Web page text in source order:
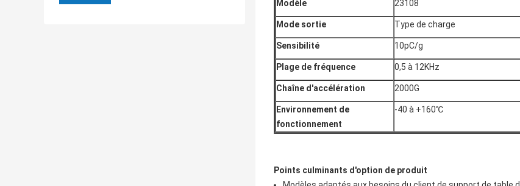
Modèle 23108
Mode sortie Type de charge
Sensibilité 10pC/g
Plage de fréquence 0,5 à 12KHz
Chaîne d'accélération 2000G
Environnement de
fonctionnement
-40 à +160℃
Points culminants d'option de produit